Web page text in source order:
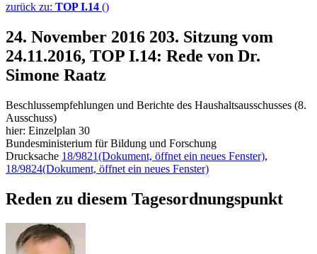
zurück zu: TOP I.14 ()
24. November 2016 203. Sitzung vom
24.11.2016, TOP I.14: Rede von Dr.
Simone Raatz
Beschlussempfehlungen und Berichte des Haushaltsausschusses (8.
Ausschuss)
hier: Einzelplan 30
Bundesministerium für Bildung und Forschung
Drucksache 18/9821(Dokument, öffnet ein neues Fenster),
18/9824(Dokument, öffnet ein neues Fenster)
Reden zu diesem Tagesordnungspunkt